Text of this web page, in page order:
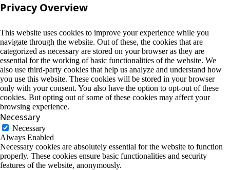
Privacy Overview
This website uses cookies to improve your experience while you
navigate through the website. Out of these, the cookies that are
categorized as necessary are stored on your browser as they are
essential for the working of basic functionalities of the website. We
also use third-party cookies that help us analyze and understand how
you use this website. These cookies will be stored in your browser
only with your consent. You also have the option to opt-out of these
cookies. But opting out of some of these cookies may affect your
browsing experience.
Necessary
Necessary
Always Enabled
Necessary cookies are absolutely essential for the website to function
properly. These cookies ensure basic functionalities and security
features of the website, anonymously.